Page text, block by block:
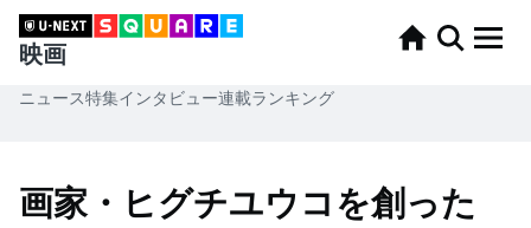
映画
ニュース特集インタビュー連載ランキング
画家・ヒグチユウコを創った